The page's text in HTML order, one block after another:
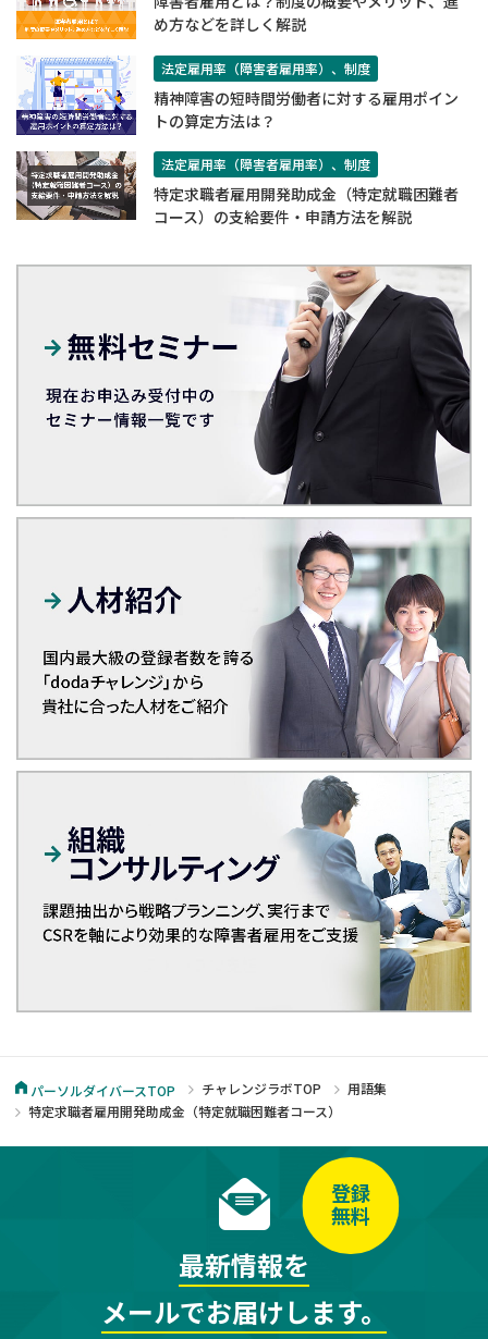
め方などを詳しく解説
法定雇用率（障害者雇用率）、制度
精神障害の短時間労働者に対する雇用ポイン
トの算定方法は？
法定雇用率（障害者雇用率）、制度
特定求職者雇用開発助成金（特定就職困難者
コース）の支給要件・申請方法を解説
パーソルダイバースTOP チャレンジラボTOP
用語集
特定求職者雇用開発助成金（特定就職困難者コース）
最新情報を
メールでお届けします。
登録
無料